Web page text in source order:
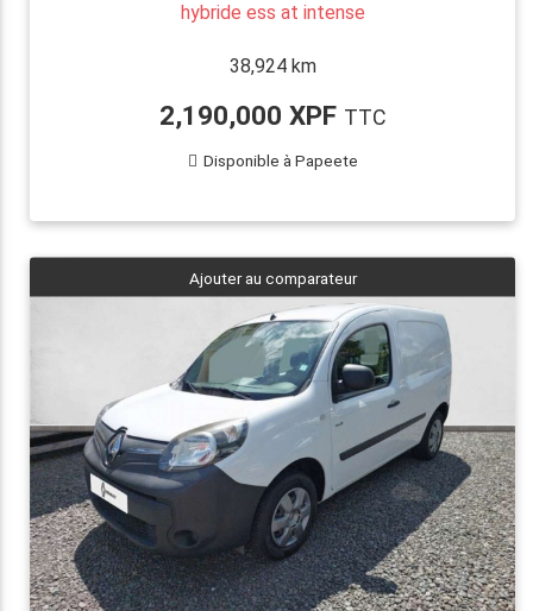
hybride ess at intense
38,924 km
2,190,000 XPF TTC
Disponible à Papeete
Ajouter au comparateur